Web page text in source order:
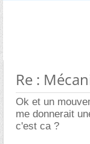
Re :
Ok et un
me donnerait
c'est ca ?